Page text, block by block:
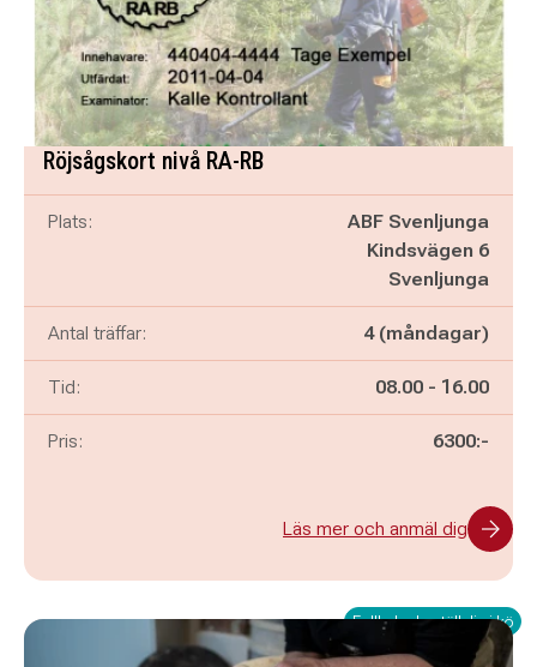
Röjsågskort nivå RA-RB
Plats:
ABF Svenljunga
Kindsvägen 6
Svenljunga
Antal träffar: 4 (måndagar)
Tid: Pågår mellan
08.00 - och
16.00
Pris: 6300:-
Läs mer och anmäl dig
Fullbokad - ställ dig i kö